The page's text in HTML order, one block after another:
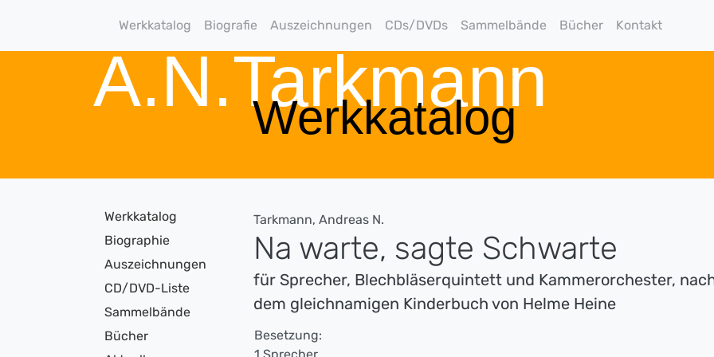
Werkkatalog Biografie Auszeichnungen CDs/DVDs Sammelbände Bücher Kontakt
A.N.Tarkmann
Werkkatalog
Werkkatalog
Biographie
Auszeichnungen
CD/DVD-Liste
Sammelbände
Bücher
Tarkmann, Andreas N.
Na warte, sagte Schwarte
für Sprecher, Blechbläserquintett und Kammerorchester,
dem gleichnamigen Kinderbuch von Helme Heine
Besetzung: